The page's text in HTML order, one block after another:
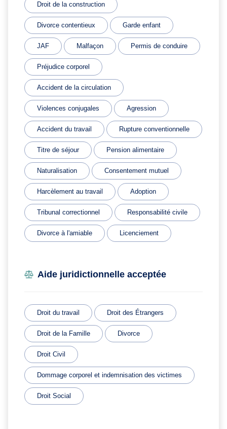
Droit de la construction
Divorce contentieux Garde enfant
JAF Malfaçon Permis de conduire
Préjudice corporel
Accident de la circulation
Violences conjugales Agression
Accident du travail Rupture conventionnelle
Titre de séjour Pension alimentaire
Naturalisation Consentement mutuel
Harcèlement au travail Adoption
Tribunal correctionnel Responsabilité civile
Divorce à l'amiable Licenciement
Aide juridictionnelle acceptée
Droit du travail Droit des Étrangers
Droit de la Famille Divorce
Droit Civil
Dommage corporel et indemnisation des victimes
Droit Social